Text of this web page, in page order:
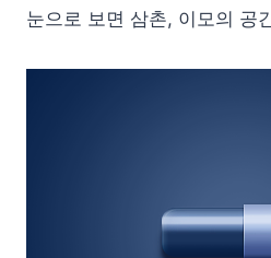
눈으로 보면 삼촌, 이모의 공